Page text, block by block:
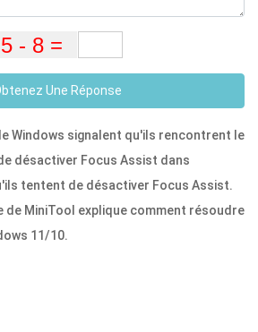
Une Réponse
Windows signalent qu'ils rencontrent le
désactiver Focus Assist dans
tentent de désactiver Focus Assist.
de MiniTool explique comment résoudre
11/10.